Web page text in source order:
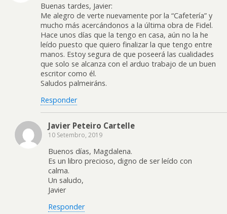
Buenas tardes, Javier:
Me alegro de verte nuevamente por la “Cafetería” y
mucho más acercándonos a la última obra de Fidel.
Hace unos días que la tengo en casa, aún no la he
leído puesto que quiero finalizar la que tengo entre
manos. Estoy segura de que poseerá las cualidades
que solo se alcanza con el arduo trabajo de un buen
escritor como él.
Saludos palmeiráns.
Responder
Javier Peteiro Cartelle
10 Setembro, 2019
Buenos días, Magdalena.
Es un libro precioso, digno de ser leído con
calma.
Un saludo,
Javier
Responder